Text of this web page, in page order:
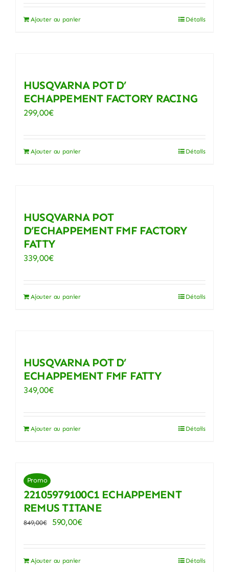
Ajouter au panier Détails
HUSQVARNA POT D’
ECHAPPEMENT FACTORY RACING
299,00€
Ajouter au panier Détails
HUSQVARNA POT
D’ECHAPPEMENT FMF FACTORY
FATTY
339,00€
Ajouter au panier Détails
HUSQVARNA POT D’
ECHAPPEMENT FMF FATTY
349,00€
Ajouter au panier Détails
Promo
22105979100C1 ECHAPPEMENT
REMUS TITANE
849,00€
Le
initial
était :
590,00€Le
actuel
Ajouter au panier Détails